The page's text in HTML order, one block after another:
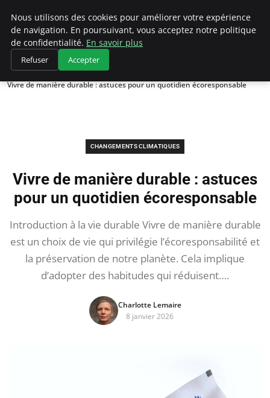
Climategatecountryclub.com
Accueil
Changements climatiques
Vivre de manière durable : astuces pour un quotidien écoresponsable
CHANGEMENTS CLIMATIQUES
Vivre de manière durable : astuces
pour un quotidien écoresponsable
Introduction à la vie durable Vivre de manière durable
est un choix de vie qui privilégie l’écoresponsabilité et
la préservation de notre planète. Cela implique
d’adopter des habitudes qui réduisent….
Charlotte Lemaire
8 janvier 2026
Nous utilisons des cookies pour améliorer votre expérience
de navigation. En poursuivant, vous acceptez notre politique
de confidentialité. En savoir plus
Refuser Accepter